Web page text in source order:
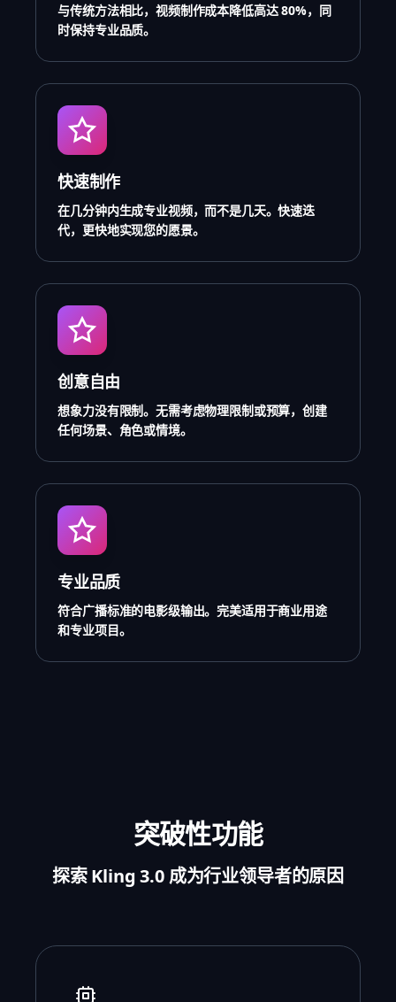
与传统方法相比，视频制作成本降低高达 80%，同
时保持专业品质。
快速制作
在几分钟内生成专业视频，而不是几天。快速迭
代，更快地实现您的愿景。
创意自由
想象力没有限制。无需考虑物理限制或预算，创建
任何场景、角色或情境。
专业品质
符合广播标准的电影级输出。完美适用于商业用途
和专业项目。
突破性功能
探索 Kling 3.0 成为行业领导者的原因